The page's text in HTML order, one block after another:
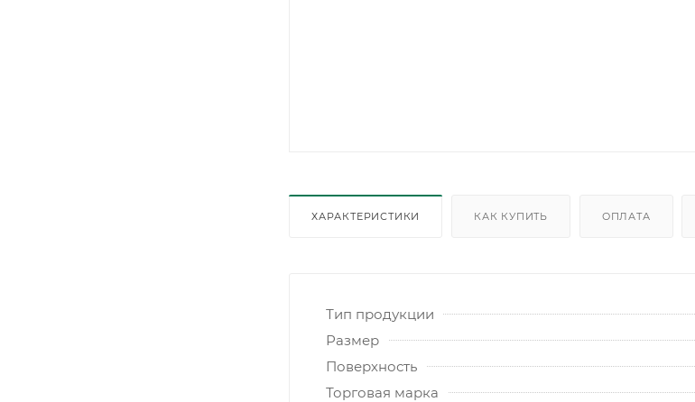
ХАРАКТЕРИСТИКИ КАК КУПИТЬ ОПЛАТА
Тип продукции
Размер
Поверхность
Торговая марка